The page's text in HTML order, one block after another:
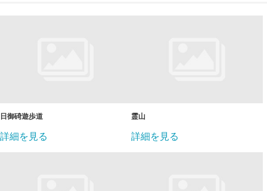
日御碕遊歩道
詳細を見る
霊山
詳細を見る